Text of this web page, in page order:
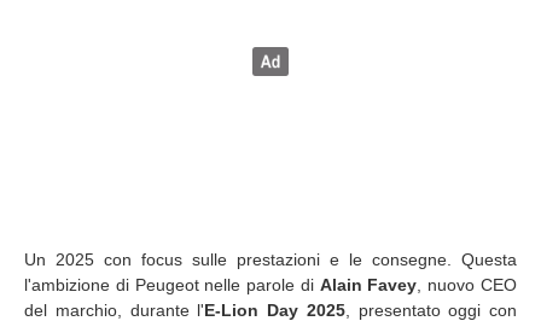
Un 2025 con focus sulle prestazioni e le consegne. Questa
l'ambizione di Peugeot nelle parole di Alain Favey , nuovo CEO
del marchio, durante l'E-Lion Day 2025, presentato oggi con